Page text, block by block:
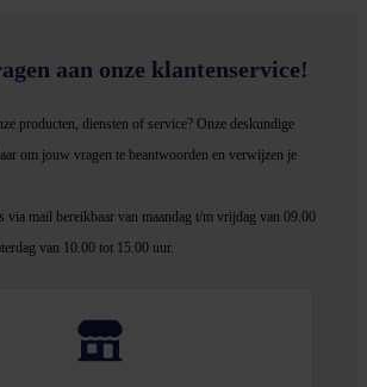
aan onze klantenservice!
producten, diensten of service? Onze deskundige
om jouw vragen te beantwoorden en verwijzen je
via mail bereikbaar van maandag t/m vrijdag van 09.00
van 10.00 tot 15.00 uur.